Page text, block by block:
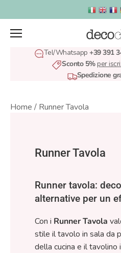
al
contenuto
Tel/Whatsapp +39 391
Sconto 5%per
Spedizione
Home / Runner Tavola
Runner Tavola
Runner tavola:
alternative per un
Con i Runner Tavola
stile il tavolo in sala da
della cucina e il tavolino